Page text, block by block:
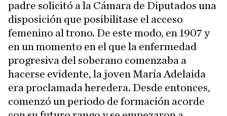
padre solicitó a la Cámara de Diputados una
disposición que posibilitase el acceso
femenino al trono. De este modo, en 1907 y
en un momento en el que la enfermedad
progresiva del soberano comenzaba a
hacerse evidente, la joven María Adelaida
era proclamada heredera. Desde entonces,
comenzó un periodo de formación acorde